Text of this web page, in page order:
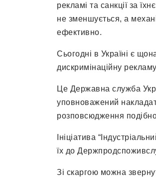
рекламі та санкції за
не зменшується, а
ефективно.
Сьогодні в Україні є
дискримінаційну
Це Державна служба
уповноважений
розповсюдження
Ініціатива
їх до
Зі скаргою можна